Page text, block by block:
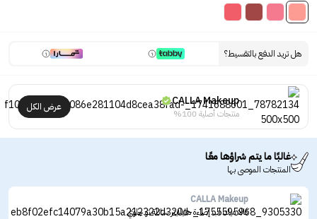
هل تريد الدفع بالتقسيط؟
CALLA Makeup
منتجات أصلية 100%
عرض الكل
غالبًا ما يتم شراؤها معًا
المنتجات الموصى بها
CALLA Makeup
كالا ميك اب إضاءة هايلايتر سائلة تو جلوي